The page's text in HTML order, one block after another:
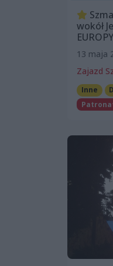
wokół
EUROPY
13 maja
Zajazd
Inne